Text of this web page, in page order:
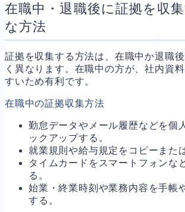
在職中・退職後に証拠を収
な方法
証拠を収集する方法は、在職中か退職
く異なります。在職中の方が、社内資
すいため有利です。
在職中の証拠収集方法
勤怠データやメール履歴などを個
ックアップする。
就業規則や給与規定をコピーまた
タイムカードをスマートフォンな
る。
始業・終業時刻や業務内容を手帳
する。